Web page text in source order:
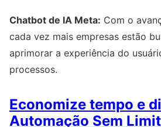
Chatbot de IA Meta: Com o
cada vez mais empresas estão
aprimorar a experiência do
processos.
Economize tempo e
Automação Sem